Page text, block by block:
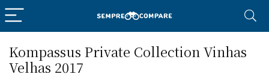
Kompassus Private Collection Vinhas
Velhas 2017